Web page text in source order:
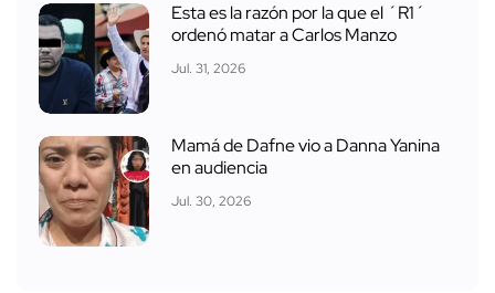
Esta es la razón por la que el ´R1´
ordenó matar a Carlos Manzo
Jul. 31, 2026
Mamá de Dafne vio a Danna Yanina
en audiencia
Jul. 30, 2026